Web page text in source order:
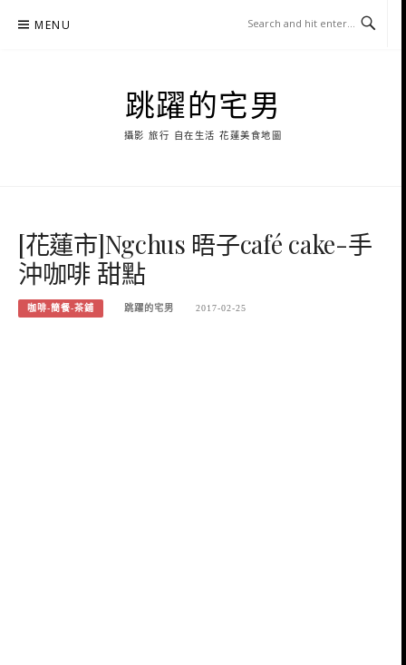
MENU
跳躍的宅男
攝影 旅行 自在生活 花蓮美食地圖
[花蓮市]Ngchus 晤子café cake-手
沖咖啡 甜點
咖啡-簡餐-茶鋪 跳躍的宅男 2017-02-25